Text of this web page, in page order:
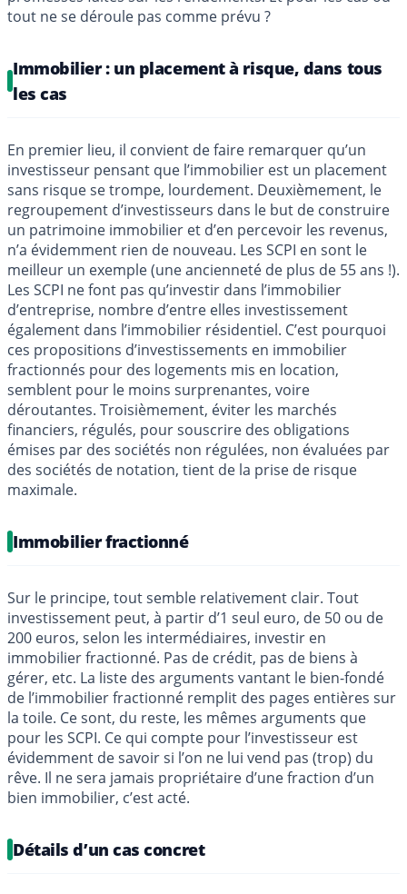
tout ne se déroule pas comme prévu ?
Immobilier : un placement à risque, dans tous
les cas
En premier lieu, il convient de faire remarquer qu’un
investisseur pensant que l’immobilier est un placement
sans risque se trompe, lourdement. Deuxièmement, le
regroupement d’investisseurs dans le but de construire
un patrimoine immobilier et d’en percevoir les revenus,
n’a évidemment rien de nouveau. Les SCPI en sont le
meilleur un exemple (une ancienneté de plus de 55 ans !).
Les SCPI ne font pas qu’investir dans l’immobilier
d’entreprise, nombre d’entre elles investissement
également dans l’immobilier résidentiel. C’est pourquoi
ces propositions d’investissements en immobilier
fractionnés pour des logements mis en location,
semblent pour le moins surprenantes, voire
déroutantes. Troisièmement, éviter les marchés
financiers, régulés, pour souscrire des obligations
émises par des sociétés non régulées, non évaluées par
des sociétés de notation, tient de la prise de risque
maximale.
Immobilier fractionné
Sur le principe, tout semble relativement clair. Tout
investissement peut, à partir d’1 seul euro, de 50 ou de
200 euros, selon les intermédiaires, investir en
immobilier fractionné. Pas de crédit, pas de biens à
gérer, etc. La liste des arguments vantant le bien-fondé
de l’immobilier fractionné remplit des pages entières sur
la toile. Ce sont, du reste, les mêmes arguments que
pour les SCPI. Ce qui compte pour l’investisseur est
évidemment de savoir si l’on ne lui vend pas (trop) du
rêve. Il ne sera jamais propriétaire d’une fraction d’un
bien immobilier, c’est acté.
Détails d’un cas concret